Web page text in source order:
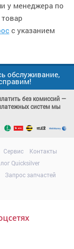
у менеджера по
с указанием
обслуживание,
без комиссий —
систем мы
Сервис
Контакты
Quicksilver
Запрос запчастей